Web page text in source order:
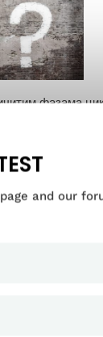
фазама
и
тестирања
кутије
,
начин да се
како
and our